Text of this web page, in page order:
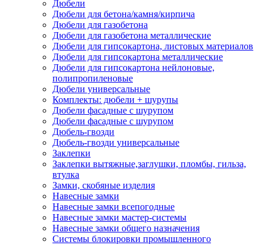
Дюбели
Дюбели для бетона/камня/кирпича
Дюбели для газобетона
Дюбели для газобетона металлические
Дюбели для гипсокартона, листовых материалов
Дюбели для гипсокартона металлические
Дюбели для гипсокартона нейлоновые,
полипропиленовые
Дюбели универсальные
Комплекты: дюбели + шурупы
Дюбели фасадные с шурупом
Дюбели фасадные с шурупом
Дюбель-гвозди
Дюбель-гвозди универсальные
Заклепки
Заклепки вытяжные,заглушки, пломбы, гильза,
втулка
Замки, скобяные изделия
Навесные замки
Навесные замки всепогодные
Навесные замки мастер-системы
Навесные замки общего назначения
Системы блокировки промышленного